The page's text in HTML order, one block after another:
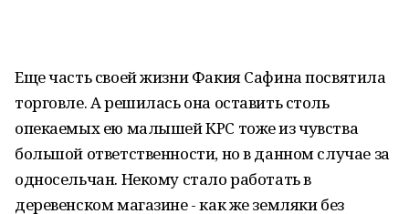
Еще часть своей жизни Факия Сафина посвятила
торговле. А решилась она оставить столь
опекаемых ею малышей КРС тоже из чувства
большой ответственности, но в данном случае за
односельчан. Некому стало работать в
деревенском магазине - как же земляки без